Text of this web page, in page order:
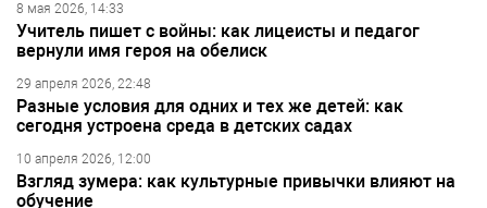
8 мая 2026, 14:33
Учитель пишет с войны: как лицеисты и педагог
вернули имя героя на обелиск
29 апреля 2026, 22:48
Разные условия для одних и тех же детей: как
сегодня устроена среда в детских садах
10 апреля 2026, 12:00
Взгляд зумера: как культурные привычки влияют на
обучение